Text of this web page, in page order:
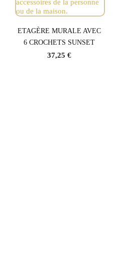
ETAGÈRE MURALE AVEC
6 CROCHETS SUNSET
37,25 €